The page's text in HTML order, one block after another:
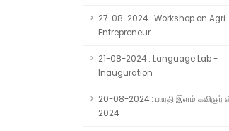
27-08-2024 : Workshop on Agri
Entrepreneur
21-08-2024 : Language Lab -
Inauguration
20-08-2024 : பாரதி இளம் கவிஞர்
2024